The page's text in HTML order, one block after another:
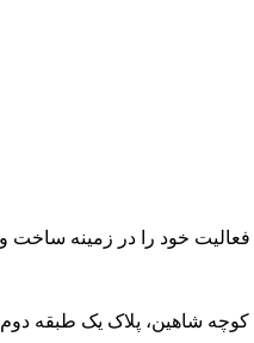
کوچه شاهین، پلاک یک طبقه دوم